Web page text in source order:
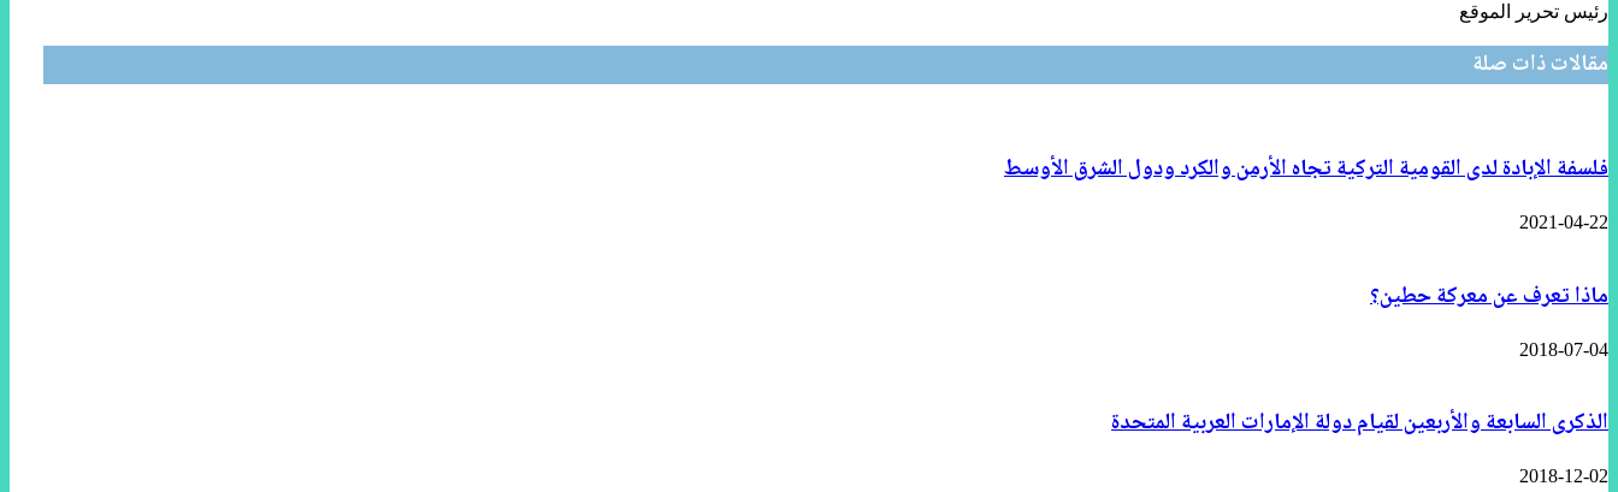
رئيس تحرير الموقع
مقالات ذات صلة
فلسفة الإبادة لدى القومية التركية تجاه الأرمن والكرد ودول الشرق الأوسط
2021-04-22
ماذا تعرف عن معركة حطين؟
2018-07-04
الذكرى السابعة والأربعين لقيام دولة الإمارات العربية المتحدة
2018-12-02